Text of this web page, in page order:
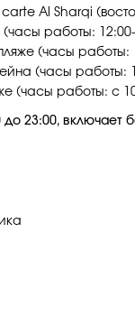
Al Sharqi
работы:
(часы работы:
(часы работы:
(часы работы: с
23:00, включает